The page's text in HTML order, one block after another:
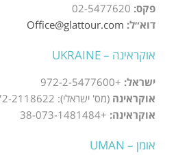
פקס:
דוא״ל: Office@glattour.com
אוקראינה – UKRAINE
ישראל: +972-2-5477600
אוקראינה (מס' ישראלי): 072-2118622
אוקראינה: +38-073-1481484
אומן – UMAN